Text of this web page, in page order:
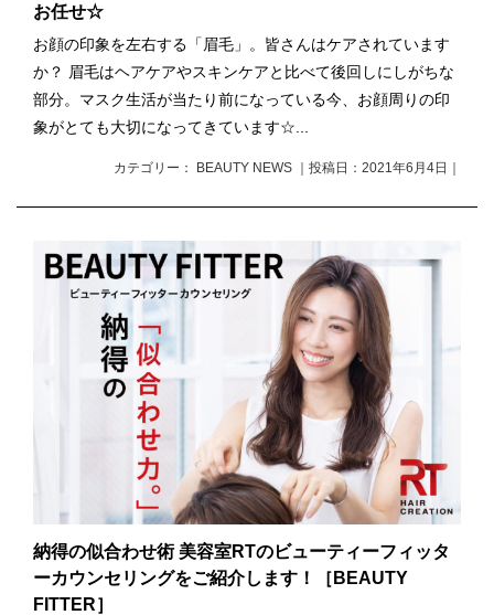
お任せ☆
お顔の印象を左右する「眉毛」。皆さんはケアされています
か？ 眉毛はヘアケアやスキンケアと比べて後回しにしがちな
部分。マスク生活が当たり前になっている今、お顔周りの印
象がとても大切になってきています☆...
カテゴリー： BEAUTY NEWS ｜投稿日：2021年6月4日｜
納得の似合わせ術 美容室RTのビューティーフィッタ
ーカウンセリングをご紹介します！［BEAUTY
FITTER］